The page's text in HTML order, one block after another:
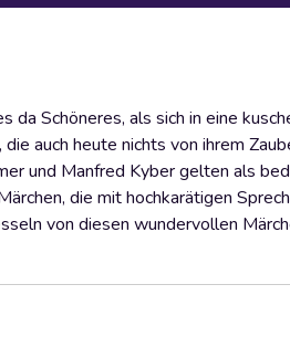
Schöneres, als sich in eine
auch heute nichts von ihrem
und Manfred Kyber gelten als
die mit hochkarätigen
von diesen wundervollen